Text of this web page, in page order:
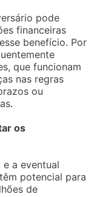
pode
financeiras
benefício. Por
que funcionam
nas regras
ou
os
e a eventual
potencial para
de